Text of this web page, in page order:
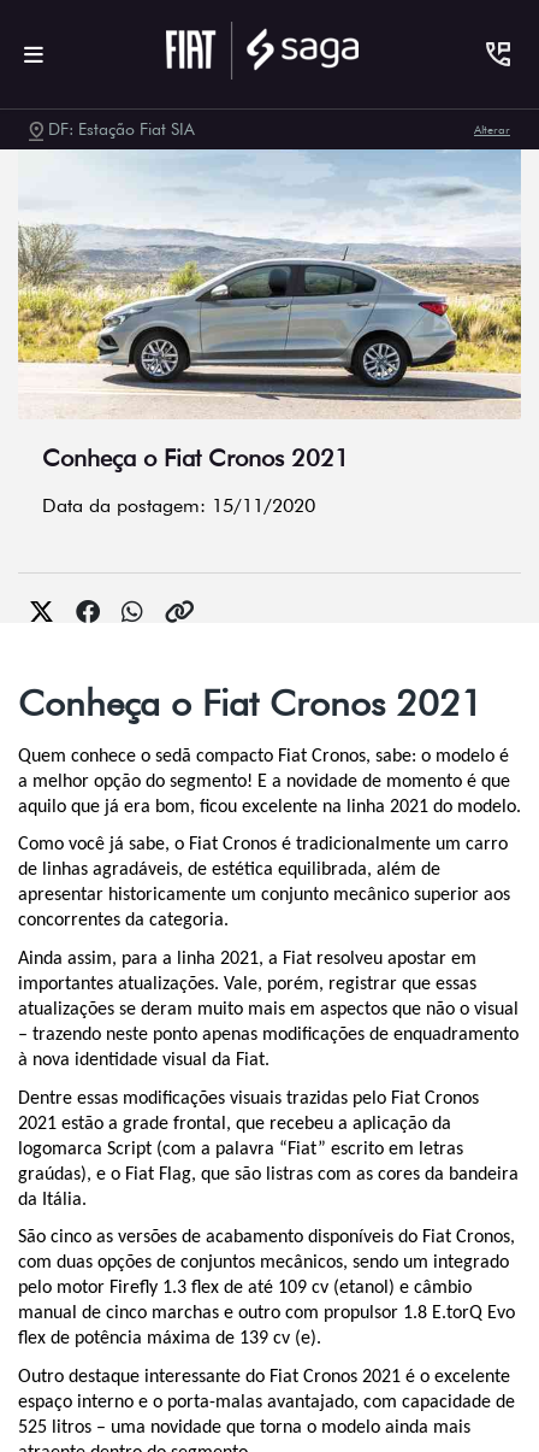
DF: Estação Fiat SIA Alterar
Conheça o Fiat Cronos 2021
Data da postagem: 15/11/2020
Conheça o Fiat Cronos 2021
Quem conhece o sedã compacto Fiat Cronos, sabe: o modelo é
a melhor opção do segmento! E a novidade de momento é que
aquilo que já era bom, ficou excelente na linha 2021 do modelo.
Como você já sabe, o Fiat Cronos é tradicionalmente um carro
de linhas agradáveis, de estética equilibrada, além de
apresentar historicamente um conjunto mecânico superior aos
concorrentes da categoria.
Ainda assim, para a linha 2021, a Fiat resolveu apostar em
importantes atualizações. Vale, porém, registrar que essas
atualizações se deram muito mais em aspectos que não o visual
– trazendo neste ponto apenas modificações de enquadramento
à nova identidade visual da Fiat.
Dentre essas modificações visuais trazidas pelo Fiat Cronos
2021 estão a grade frontal, que recebeu a aplicação da
logomarca Script (com a palavra “Fiat” escrito em letras
graúdas), e o Fiat Flag, que são listras com as cores da bandeira
da Itália.
São cinco as versões de acabamento disponíveis do Fiat Cronos,
com duas opções de conjuntos mecânicos, sendo um integrado
pelo motor Firefly 1.3 flex de até 109 cv (etanol) e câmbio
manual de cinco marchas e outro com propulsor 1.8 E.torQ Evo
flex de potência máxima de 139 cv (e).
Outro destaque interessante do Fiat Cronos 2021 é o excelente
espaço interno e o porta-malas avantajado, com capacidade de
525 litros – uma novidade que torna o modelo ainda mais